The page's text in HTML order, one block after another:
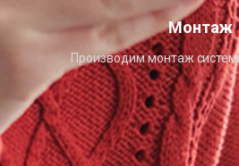
Монтаж
Производим монтаж